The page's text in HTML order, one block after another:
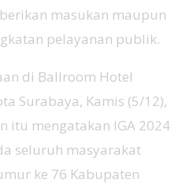
masukan maupun
pelayanan publik.
di Ballroom Hotel
Surabaya, Kamis (5/12),
itu mengatakan IGA 2024
seluruh masyarakat
ke 76 Kabupaten